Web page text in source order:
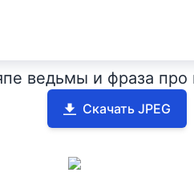
ведьмы и фраза
Скачать JPEG